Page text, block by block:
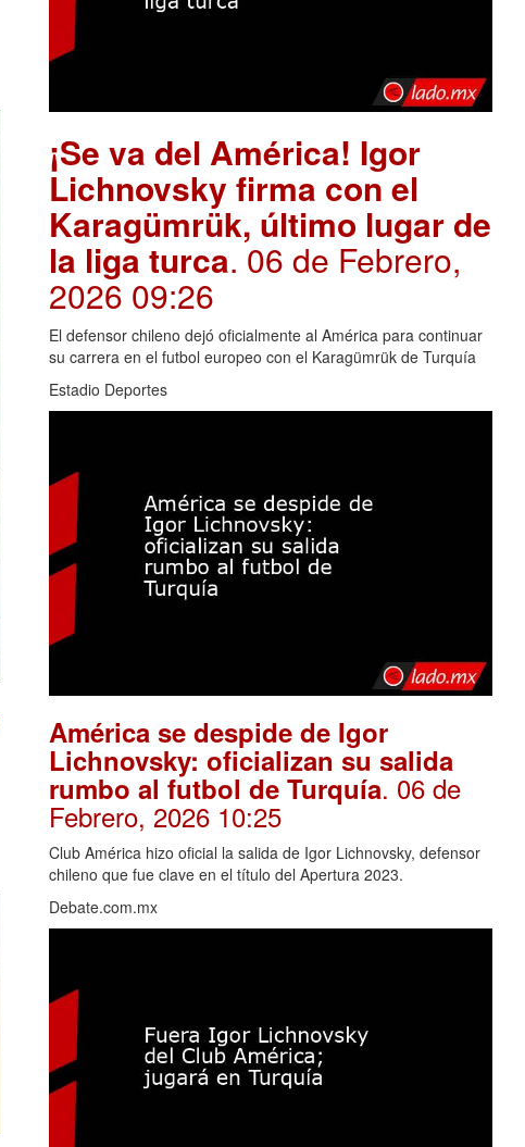
¡Se va del América! Igor
Lichnovsky firma con el
Karagümrük, último lugar de
la liga turca. 06 de Febrero,
2026 09:26
El defensor chileno dejó oficialmente al América para continuar
su carrera en el futbol europeo con el Karagümrük de Turquía
Estadio Deportes
América se despide de Igor
Lichnovsky: oficializan su salida
rumbo al futbol de Turquía. 06 de
Febrero, 2026 10:25
Club América hizo oficial la salida de Igor Lichnovsky, defensor
chileno que fue clave en el título del Apertura 2023.
Debate.com.mx